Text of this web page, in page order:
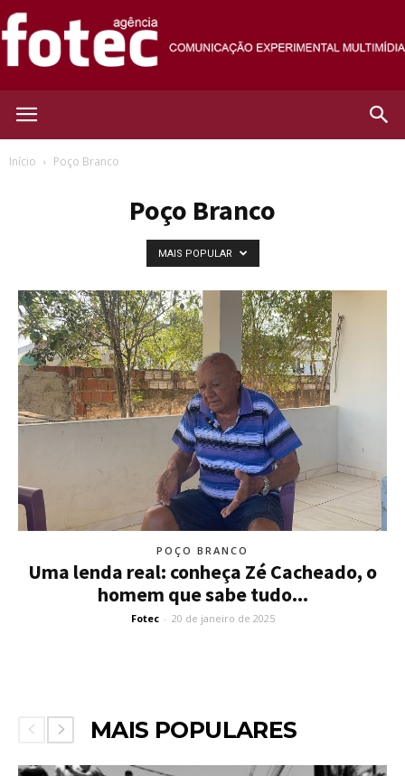
Fotec
Início Poço Branco
Poço Branco
MAIS POPULAR
POÇO BRANCO
Uma lenda real: conheça Zé Cacheado, o
homem que sabe tudo...
Fotec - 20 de janeiro de 2025
MAIS POPULARES